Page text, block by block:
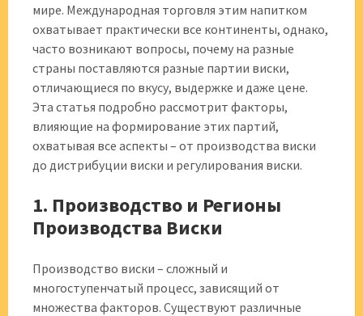
мире. Международная торговля этим напитком
охватывает практически все континенты, однако,
часто возникают вопросы, почему на разные
страны поставляются разные партии виски,
отличающиеся по вкусу, выдержке и даже цене.
Эта статья подробно рассмотрит факторы,
влияющие на формирование этих партий,
охватывая все аспекты – от производства виски
до дистрибуции виски и регулирования виски.
1. Производство и Регионы
Производства Виски
Производство виски – сложный и
многоступенчатый процесс, зависящий от
множества факторов. Существуют различные